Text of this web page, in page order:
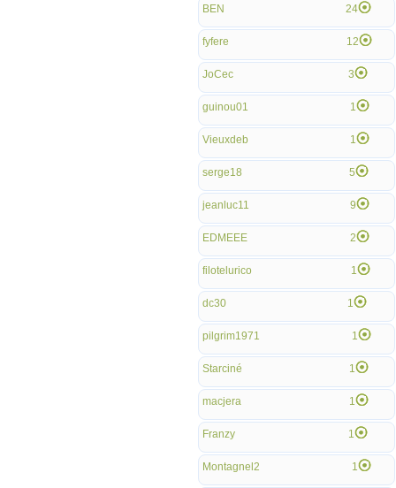
BEN 24
fyfere 12
JoCec 3
guinou01 1
Vieuxdeb 1
serge18 5
jeanluc11 9
EDMEEE 2
filotelurico 1
dc30 1
pilgrim1971 1
Starciné 1
macjera 1
Franzy 1
Montagnel2 1